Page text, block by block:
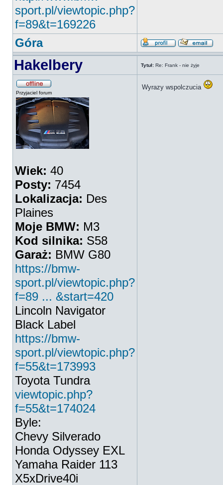
sport.pl/viewtopic.php?
f=89&t=169226
Góra
Hakelbery Tytuł: Re: Frank - nie żyje
Przyjaciel forum
Wiek: 40
Posty: 7454
Lokalizacja: Des
Plaines
Moje BMW: M3
Kod silnika: S58
Garaż: BMW G80
https://bmw-
sport.pl/viewtopic.php?
f=89 ... &start=420
Lincoln Navigator
Black Label
https://bmw-
sport.pl/viewtopic.php?
f=55&t=173993
Toyota Tundra
viewtopic.php?
f=55&t=174024
Byle:
Chevy Silverado
Honda Odyssey EXL
Yamaha Raider 113
X5xDrive40i
Wyrazy wspolczucia